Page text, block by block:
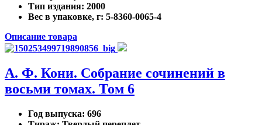
Тип издания: 2000
Вес в упаковке, г: 5-8360-0065-4
Описание товара
А. Ф. Кони. Собрание сочинений в
восьми томах. Том 6
Год выпуска: 696